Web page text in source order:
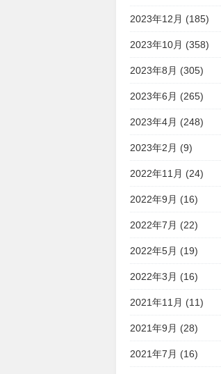
2023年12月 (185)
2023年10月 (358)
2023年8月 (305)
2023年6月 (265)
2023年4月 (248)
2023年2月 (9)
2022年11月 (24)
2022年9月 (16)
2022年7月 (22)
2022年5月 (19)
2022年3月 (16)
2021年11月 (11)
2021年9月 (28)
2021年7月 (16)